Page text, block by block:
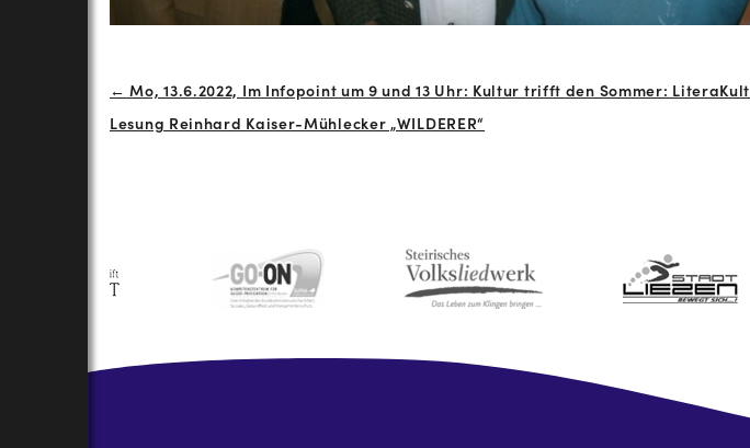
Navigation
← Mo, 13.6.2022, Im Infopoint um 9 und 13 Uhr: Kultur trifft den Sommer: LiteraKult
Lesung Reinhard Kaiser-Mühlecker „WILDERER“